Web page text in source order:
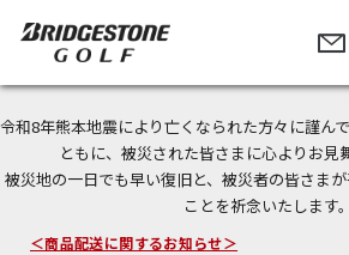
令和8年熊本地震により亡くなられた方々に謹ん
ともに、被災された皆さまに心よりお見
被災地の一日でも早い復旧と、被災者の皆さま
ことを祈念いたします。
今なら新規会員登録で1,000円OFFクーポンプ
＜商品配送に関するお知らせ＞
＜夏季休暇中のご注文・発送・お問い合わせ＞